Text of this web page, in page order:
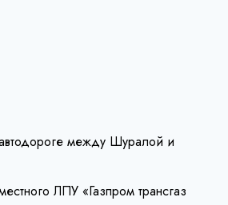
между Шуралой и
ЛПУ «Газпром трансгаз